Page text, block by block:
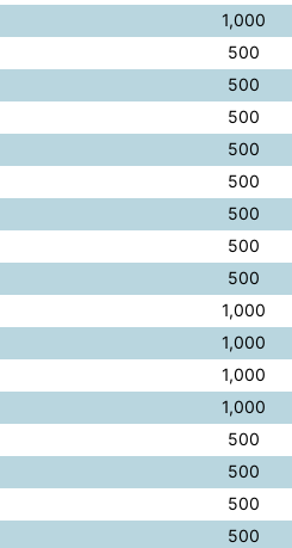
1,000
500
500
500
500
500
500
500
500
1,000
1,000
1,000
1,000
500
500
500
500